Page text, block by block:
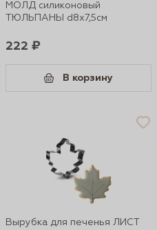
МОЛД силиконовый
ТЮЛЬПАНЫ d8х7,5см
222 ₽
В корзину
Вырубка для печенья ЛИСТ